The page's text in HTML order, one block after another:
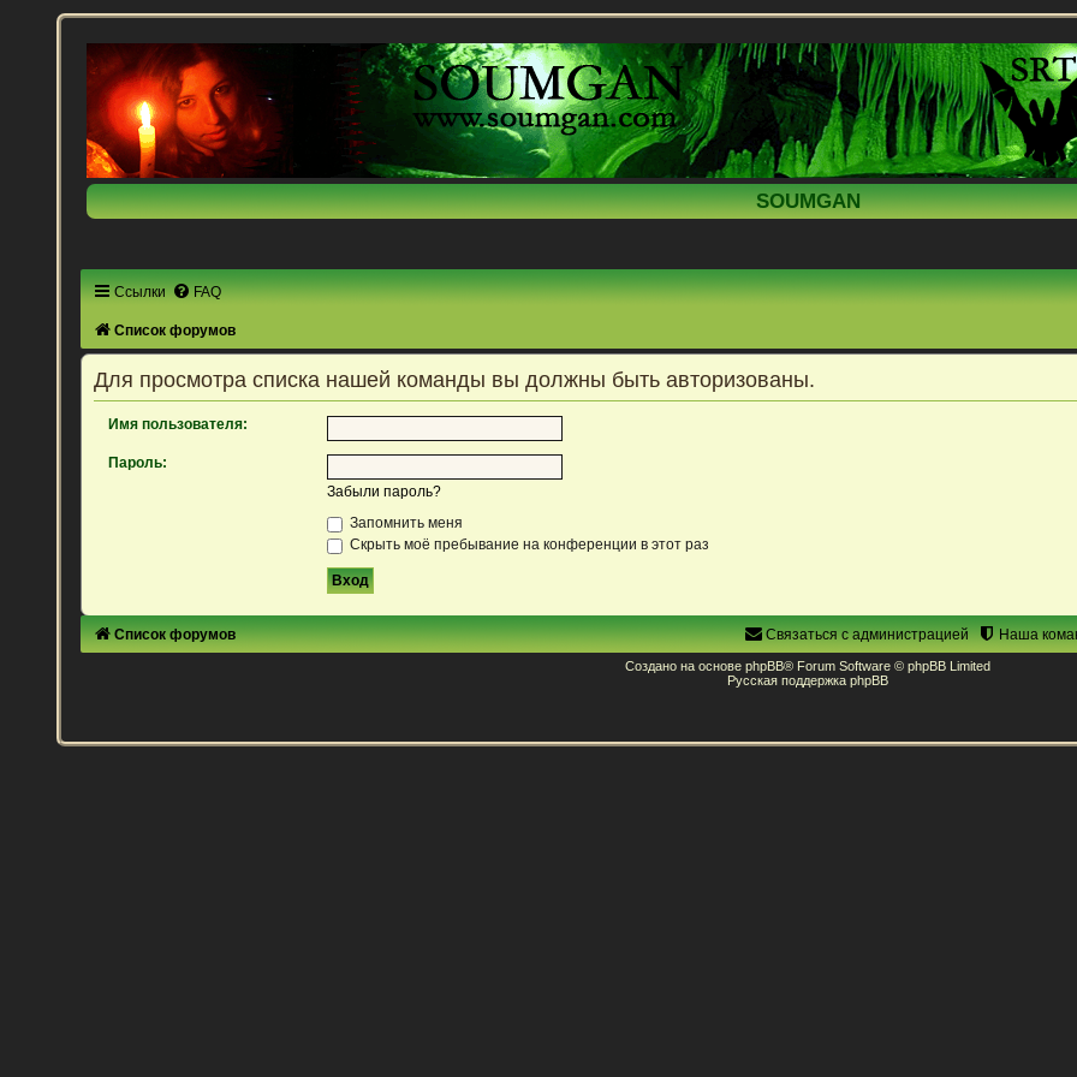
SOUMGAN
Ссылки FAQ
Список форумов
Для просмотра списка нашей команды вы должны быть авторизованы.
Имя пользователя:
Пароль:
Забыли пароль?
Запомнить меня
Скрыть моё пребывание на конференции в этот раз
Список форумов Наша
Связаться с администрацией
Создано на основе phpBB® Forum Software © phpBB Limited
Русская поддержка phpBB